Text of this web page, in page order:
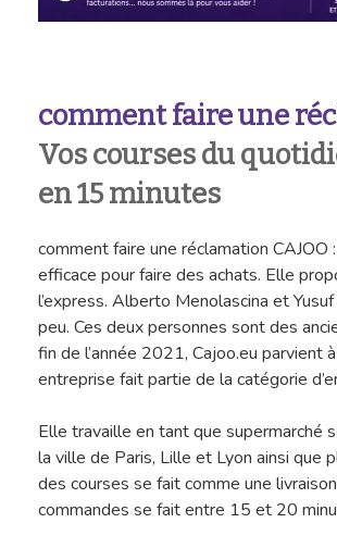
comment faire une
Vos courses du
en 15 minutes
comment faire une réclamation CAJOO :
efficace pour faire des achats. Elle
l’express. Alberto Menolascina et
peu. Ces deux personnes sont des
fin de l’année 2021, Cajoo.eu
entreprise fait partie de la catégorie
Elle travaille en tant que supermarché
la ville de Paris, Lille et Lyon ainsi que
des courses se fait comme une
commandes se fait entre 15 et 20